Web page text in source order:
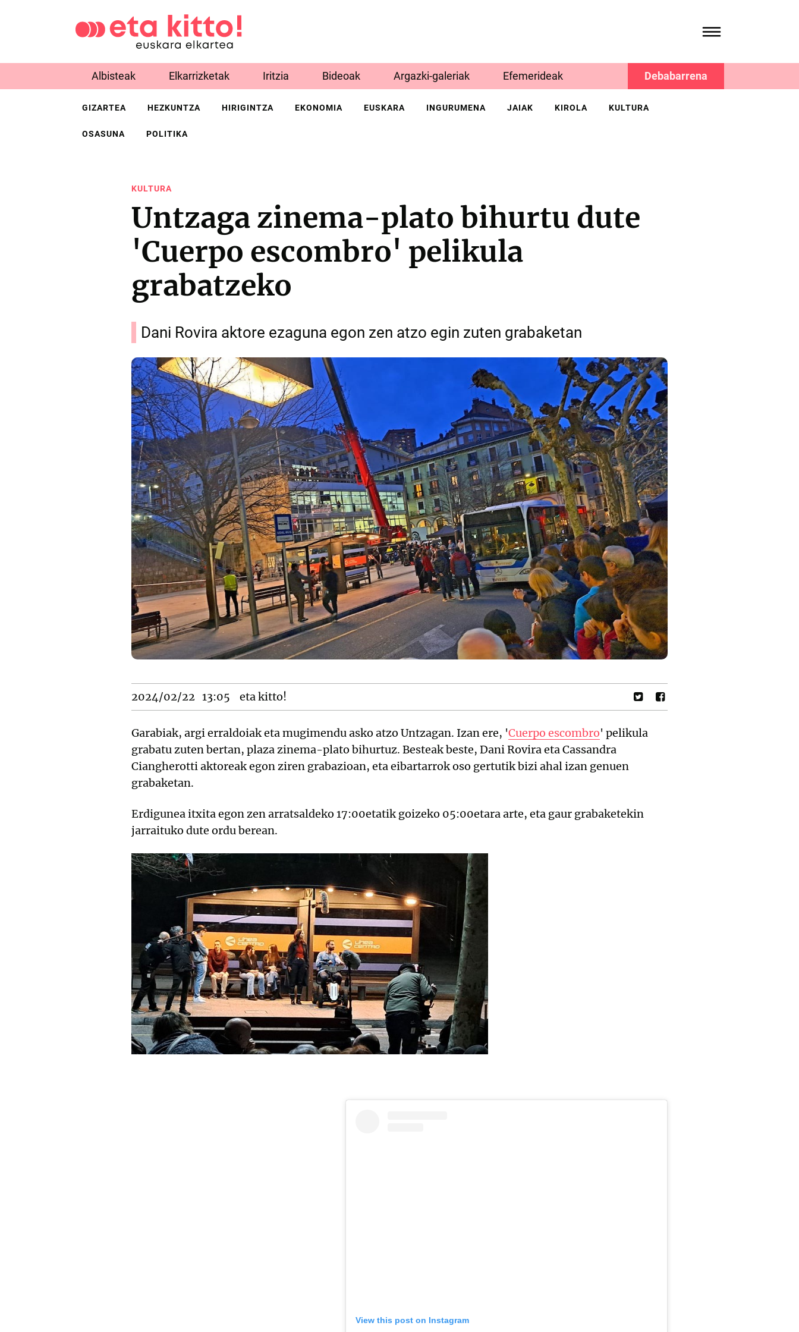
Albisteak Elkarrizketak Iritzia Bideoak Argazki-galeriak Efemerideak Debabarrena
GIZARTEA HEZKUNTZA HIRIGINTZA EKONOMIA EUSKARA INGURUMENA JAIAK KIROLA KULTURA
OSASUNA POLITIKA
KULTURA
Untzaga zinema-plato bihurtu dute
'Cuerpo escombro' pelikula
grabatzeko
Dani Rovira aktore ezaguna egon zen atzo egin zuten grabaketan
2024/02/22 13:05 eta kitto!
Garabiak, argi erraldoiak eta mugimendu asko atzo Untzagan. Izan ere, 'Cuerpo escombro' pelikula
grabatu zuten bertan, plaza zinema-plato bihurtuz. Besteak beste, Dani Rovira eta Cassandra
Ciangherotti aktoreak egon ziren grabazioan, eta eibartarrok oso gertutik bizi ahal izan genuen
grabaketan.
Erdigunea itxita egon zen arratsaldeko 17:00etatik goizeko 05:00etara arte, eta gaur grabaketekin
jarraituko dute ordu berean.
View this post on Instagram